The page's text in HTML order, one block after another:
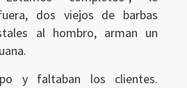
dos viejos de barbas
al hombro, arman un
y faltaban los clientes.